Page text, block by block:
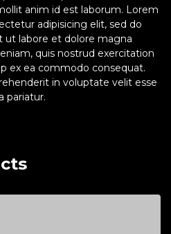
anim id est laborum. Lorem
adipisicing elit, sed do
labore et dolore magna
quis nostrud exercitation
ex ea commodo consequat.
in voluptate velit esse
pariatur.